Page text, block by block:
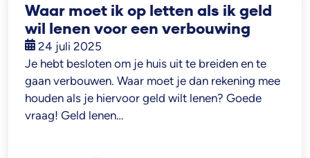
Waar moet ik op letten als ik geld
wil lenen voor een verbouwing
24 juli 2025
Je hebt besloten om je huis uit te breiden en te
gaan verbouwen. Waar moet je dan rekening mee
houden als je hiervoor geld wilt lenen? Goede
vraag! Geld lenen…